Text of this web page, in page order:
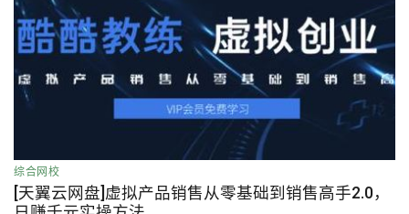
综合网校
[天翼云网盘]虚拟产品销售从零基础到销售高手2.0，